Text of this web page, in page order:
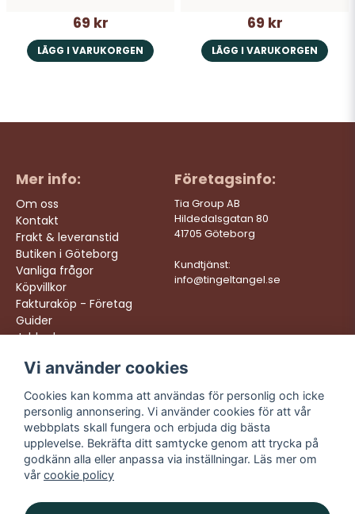
69 kr
LÄGG I VARUKORGEN
69 kr
LÄGG I VARUKORGEN
Mer info:
Om oss
Kontakt
Frakt & leveranstid
Butiken i Göteborg
Vanliga frågor
Köpvillkor
Fakturaköp - Företag
Guider
Jobba hos oss
Företagsinfo:
Tia Group AB
Hildedalsgatan 80
41705 Göteborg
Kundtjänst:
info@tingeltangel.se
Följ oss:
Instagram
Facebook
TikTok
YouTube
Vi levererar:
Snabba leveranser
Trygga köp
Fri frakt över 499:-
Trevlig kundtjänst
Vi använder cookies
Cookies kan komma att användas för personlig och icke
personlig annonsering. Vi använder cookies för att vår
webbplats skall fungera och erbjuda dig bästa
upplevelse. Bekräfta ditt samtycke genom att trycka på
godkänn alla eller anpassa via inställningar. Läs mer om
vår cookie policy